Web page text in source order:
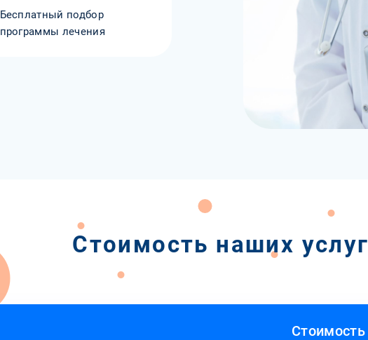
Бесплатный подбор
программы лечения
Стоимость наших услуг
Стоимость